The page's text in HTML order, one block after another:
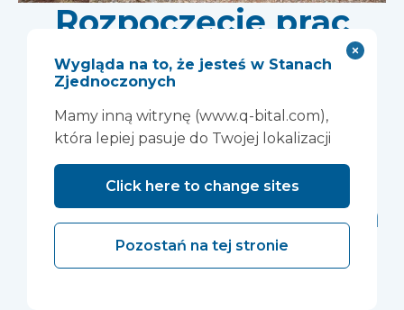
Rozpoczęcie prac
nad nowym
ośrodkiem
badawczym w
Wonford House
należącym do Devon
NHS Partnership
Wygląda na to, że jesteś w Stanach
Zjednoczonych
Mamy inną witrynę (www.q-bital.com),
która lepiej pasuje do Twojej lokalizacji
Click here to change sites
Pozostań na tej stronie